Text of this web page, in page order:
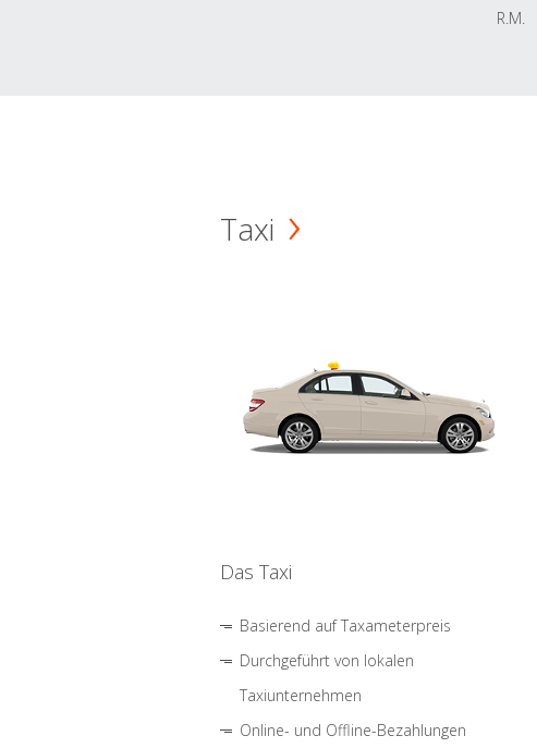
R.M.
Taxi
Das Taxi
Basierend auf Taxameterpreis
Durchgeführt von lokalen
Taxiunternehmen
Online- und Offline-Bezahlungen